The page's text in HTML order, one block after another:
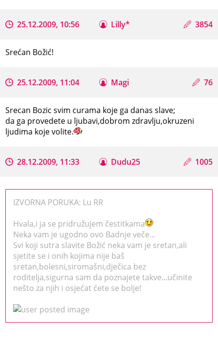
25.12.2009, 10:56 Lilly* 3854
Srećan Božić!
25.12.2009, 11:04 Magi 76
Srecan Bozic svim curama koje ga danas slave;
da ga provedete u ljubavi,dobrom zdravlju,okruzeni
ljudima koje volite.
28.12.2009, 11:33 Dudu25 1005
IZVORNA PORUKA: Lu RR
Hvala,i ja se pridružujem čestitkama
Neka vam je ugodno ovo Badnje veče...
Svi koji sutra slavite Božić neka vam je sretan,ali
sjetite se i onih kojima nije baš
sretan,bolesni,siromašni,dječica bez
roditelja,sigurna sam da poznajete takve...učinite
nešto za njih i osjećat ćete se bolje!